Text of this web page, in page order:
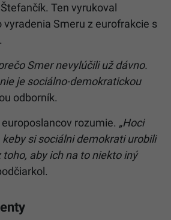
Ten vyrukoval
Smeru z eurofrakcie s
Smer nevylúčili už dávno.
je sociálno-demokratickou
odborník.
rozumie. „Hoci
si sociálni demokrati urobili
aby ich na to niekto iný